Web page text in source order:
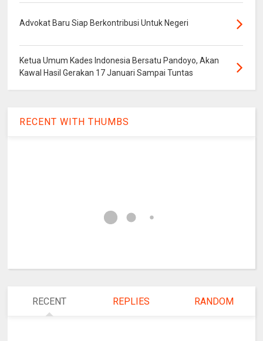
Advokat Baru Siap Berkontribusi Untuk Negeri
Ketua Umum Kades Indonesia Bersatu Pandoyo, Akan
Kawal Hasil Gerakan 17 Januari Sampai Tuntas
RECENT WITH THUMBS
RECENT REPLIES RANDOM